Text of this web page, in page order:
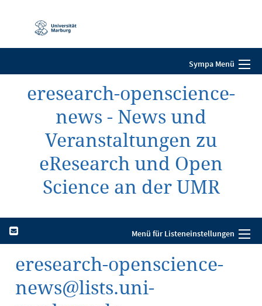
Navigation
Sympa Menü
eresearch-openscience-
news - News und
Veranstaltungen zu
eResearch und Open
Science an der UMR
Menü für Listeneinstellungen
eresearch-openscience-
news@lists.uni-